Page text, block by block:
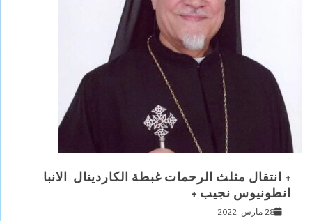
+ انتقال مثلث الرحمات غبطة الكاردينال الانبا
انطونيوس نجيب +
28 مارس, 2022